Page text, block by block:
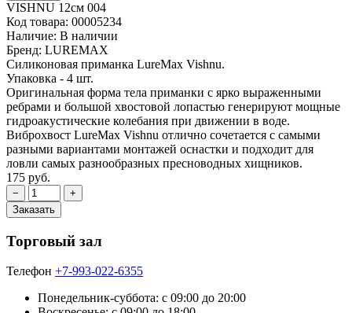
VISHNU 12см 004
Код товара: 00005234
Наличие: В наличии
Бренд: LUREMAX
Силиконовая приманка LureMax Vishnu.
Упаковка - 4 шт.
Оригинальная форма тела приманки с ярко выраженными
ребрами и большой хвостовой лопастью генерируют мощные
гидроакустические колебания при движении в воде.
Виброхвост LureMax Vishnu отлично сочетается с самыми
разными вариантами монтажей оснастки и подходит для
ловли самых разнообразных пресноводных хищников.
175 руб.
Торговый зал
Телефон +7-993-022-6355
Понедельник-суббота: c 09:00 до 20:00